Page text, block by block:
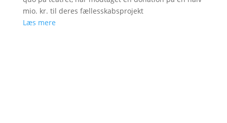
mio. kr. til deres fællesskabsprojekt
Læs mere